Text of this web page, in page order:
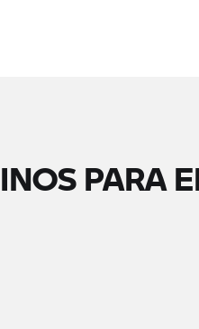
PARA